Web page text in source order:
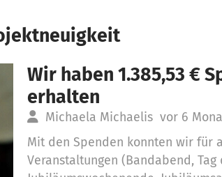
Wir haben 1.385,53 €
erhalten
Michaela Michaelis vor 6
Mit den Spenden konnten wir für
Veranstaltungen (Bandabend,